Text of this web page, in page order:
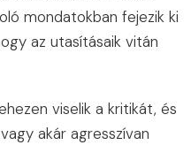
mondatokban fejezik ki
az utasításaik vitán
viselik a kritikát, és
akár agresszívan